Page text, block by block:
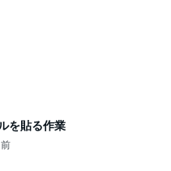
を貼る作業